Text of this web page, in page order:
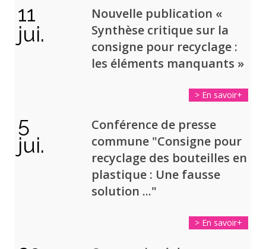
11
jui.
Nouvelle publication «
Synthèse critique sur la
consigne pour recyclage :
les éléments manquants »
> En savoir+
5
jui.
Conférence de presse
commune "Consigne pour
recyclage des bouteilles en
plastique : Une fausse
solution ..."
> En savoir+